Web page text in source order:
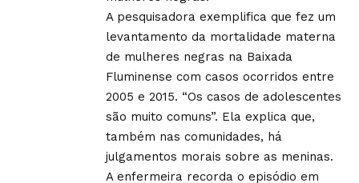
A pesquisadora exemplifica que fez um
levantamento da mortalidade materna
de mulheres negras na Baixada
Fluminense com casos ocorridos entre
2005 e 2015. “Os casos de adolescentes
são muito comuns”. Ela explica que,
também nas comunidades, há
julgamentos morais sobre as meninas.
A enfermeira recorda o episódio em